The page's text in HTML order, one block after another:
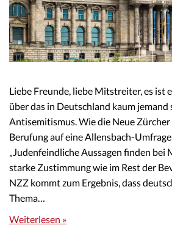
Liebe Freunde, liebe Mitstreiter, es ist
über das in Deutschland kaum
Antisemitismus. Wie die Neue
Berufung auf eine Allensbach-
„Judenfeindliche Aussagen finden bei
starke Zustimmung wie im Rest der
NZZ kommt zum Ergebnis, dass
Thema…
Weiterlesen »